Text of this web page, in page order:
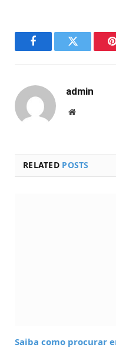
FacebookTwitter
admin
Website
RELATED POSTS
Saiba como procurar